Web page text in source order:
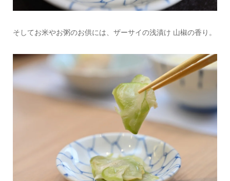
そしてお米やお粥のお供には、ザーサイの浅漬け 山椒の香り。